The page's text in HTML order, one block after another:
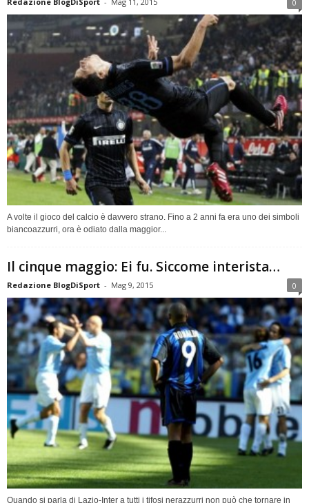
0
A volte il gioco del calcio è davvero strano. Fino a 2 anni fa era uno dei simboli
biancoazzurri, ora è odiato dalla maggior...
Il cinque maggio: Ei fu. Siccome interista…
Redazione BlogDiSport - Mag 9, 2015 0
Quando si parla di Lazio-Inter a tutti i tifosi nerazzurri non può che tornare in